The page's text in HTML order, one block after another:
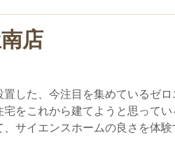
店
した、今注目を集めているゼロ
をこれから建てようと思って
サイエンスホームの良さを体験